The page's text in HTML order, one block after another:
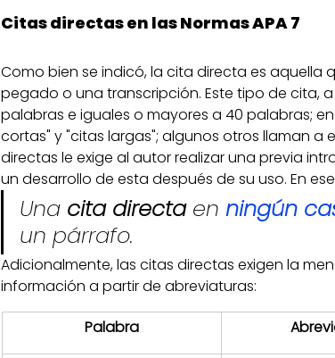
Citas directas en las Normas APA 7
Como bien se indicó, la cita directa es
pegado o una transcripción. Este tipo de cita,
palabras e iguales o mayores a 40 palabras;
cortas" y "citas largas"; algunos otros llaman a
directas le exige al autor realizar una previa
un desarrollo de esta después de su uso. En
Una cita directa en ningún
un párrafo.
Adicionalmente, las citas directas exigen la
información a partir de abreviaturas:
Palabra